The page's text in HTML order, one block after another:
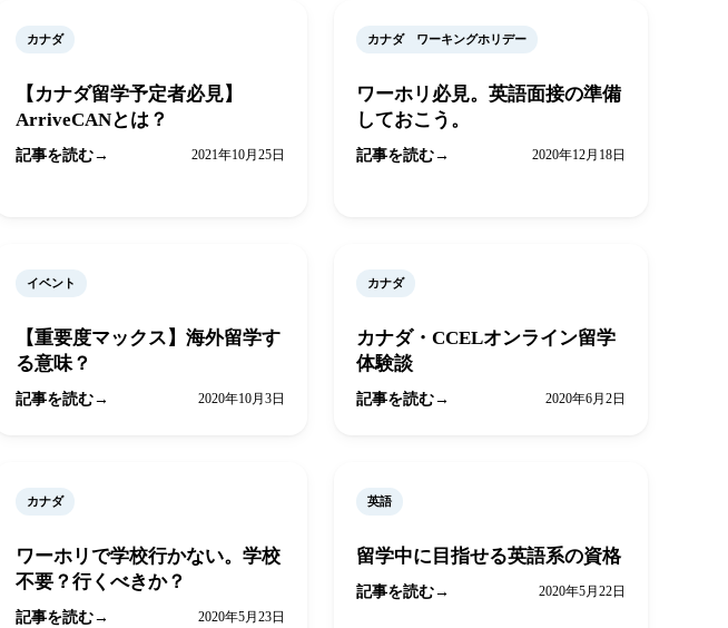
カナダ
【カナダ留学予定者必見】
ArriveCANとは？
記事を読む 2021年10月25日
カナダ ワーキングホリデー
ワーホリ必見。英語面接の準備
しておこう。
記事を読む 2020年12月18日
イベント
【重要度マックス】海外留学す
る意味？
記事を読む 2020年10月3日
カナダ
カナダ・CCELオンライン留学
体験談
記事を読む 2020年6月2日
カナダ
ワーホリで学校行かない。学校
不要？行くべきか？
記事を読む 2020年5月23日
英語
留学中に目指せる英語系の資格
記事を読む 2020年5月22日